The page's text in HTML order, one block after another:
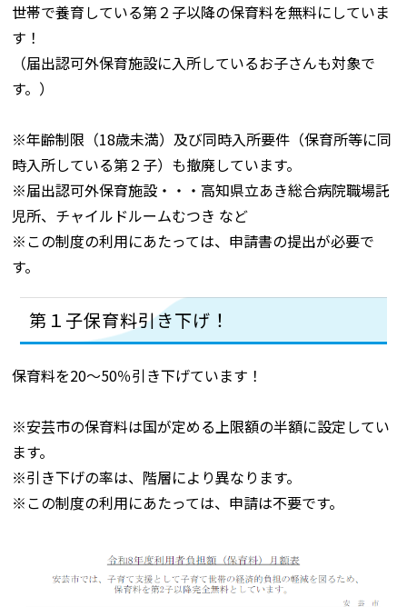
世帯で養育している第２子以降の保育料を無料にしていま
す！
（届出認可外保育施設に入所しているお子さんも対象で
す。）
※年齢制限（18歳未満）及び同時入所要件（保育所等に同
時入所している第２子）も撤廃しています。
※届出認可外保育施設・・・高知県立あき総合病院職場託
児所、チャイルドルームむつき など
※この制度の利用にあたっては、申請書の提出が必要で
す。
第１子保育料引き下げ！
保育料を20～50％引き下げています！
※安芸市の保育料は国が定める上限額の半額に設定してい
ます。
※引き下げの率は、階層により異なります。
※この制度の利用にあたっては、申請は不要です。